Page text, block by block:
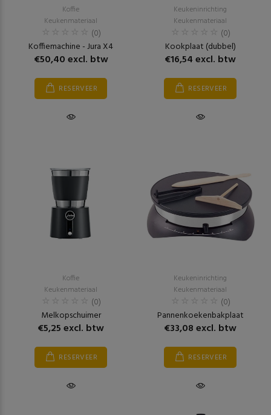
Koffie
Keukenmateriaal
(0)
Koffiemachine - Jura X4
€50,40 excl. btw
RESERVEER
Keukeninrichting
Keukenmateriaal
(0)
Kookplaat (dubbel)
€16,54 excl. btw
RESERVEER
Koffie
Keukenmateriaal
(0)
Melkopschuimer
€5,25 excl. btw
RESERVEER
Keukeninrichting
Keukenmateriaal
(0)
Pannenkoekenbakplaat
€33,08 excl. btw
RESERVEER